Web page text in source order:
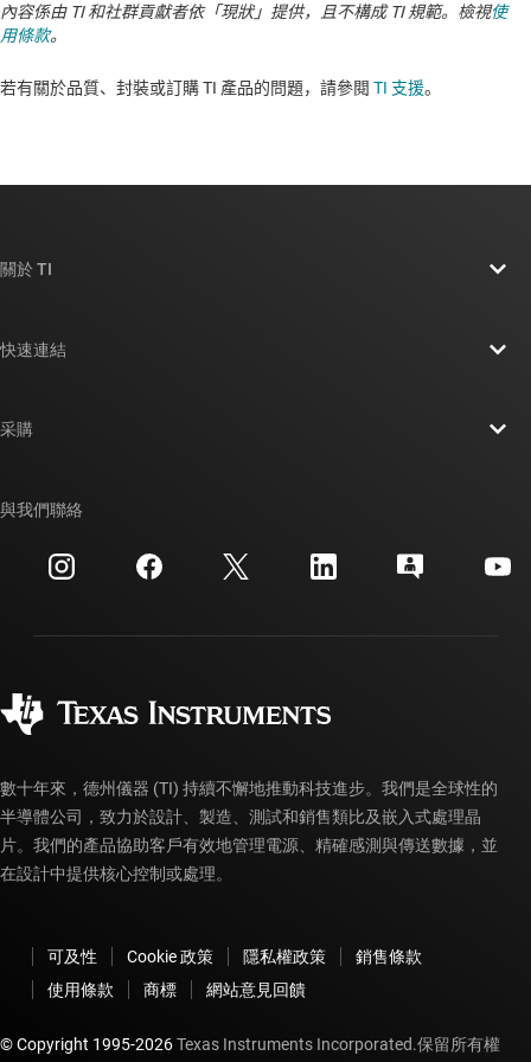
內容係由 TI 和社群貢獻者依「現狀」提供，且不構成 TI 規範。檢視使
用條款。
若有關於品質、封裝或訂購 TI 產品的問題，請參閱 TI 支援。​​​​​​​​​​​​​​
關於 TI
投資人關系
製造
快速連結
交互參考搜索
客戶支援中心
myTI 帳戶常見問題解答
采購
訂購 FAQ
與我們聯絡
數十年來，德州儀器 (TI) 持續不懈地推動科技進步。我們是全球性的
半導體公司，致力於設計、製造、測試和銷售類比及嵌入式處理晶
片。我們的產品協助客戶有效地管理電源、精確感測與傳送數據，並
在設計中提供核心控制或處理。
可及性 Cookie 政策 隱私權政策
銷售條款
使用條款
商標 網站意見回饋
© Copyright 1995-2026Texas Instruments Incorporated.保留所有權